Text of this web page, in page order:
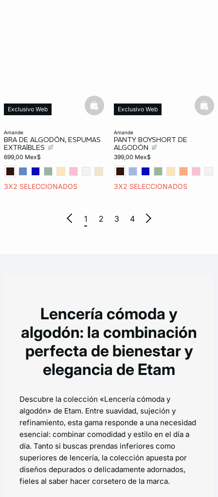
amande
BRA DE ALGODÓN, ESPUMAS
EXTRAÍBLES
699,00 Mex$
3X2 SELECCIONADOS
Exclusivo Web basketfull
amande
PANTY BOYSHORT DE
ALGODÓN
399,00 Mex$
3X2 SELECCIONADOS
Exclusivo Web
1 2 3 4
Lencería cómoda y
algodón: la combinación
perfecta de bienestar y
elegancia de Etam
Descubre la colección «Lencería cómoda y
algodón» de Etam. Entre suavidad, sujeción y
refinamiento, esta gama responde a una necesidad
esencial: combinar comodidad y estilo en el día a
día. Tanto si buscas prendas inferiores como
superiores de lencería, la colección apuesta por
diseños depurados o delicadamente adornados,
fieles al saber hacer corsetero de la marca.